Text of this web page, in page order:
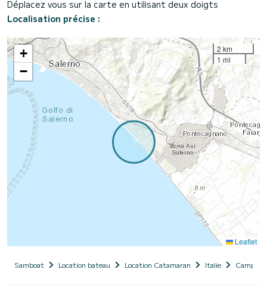
Déplacez vous sur la carte en utilisant deux doigts
Localisation précise :
+
−
2 km
1 mi
Leaflet
Samboat Location bateau Location Catamaran Italie